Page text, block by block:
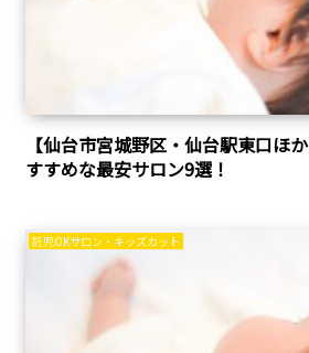
【仙台市宮城野区・仙台駅東口ほ
すすめな最安サロン9選！
託児OKサロン・キッズカット